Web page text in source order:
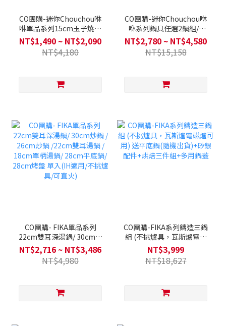
CO團購-迷你Chouchou咻
咻單品系列15cm玉子燒鍋
(全覆底)/20cm雙耳湯鍋(全
覆底)/ 24cm平底鍋(全覆
底)/ 24cm炒鍋(全覆底) 單
NT$1,490 ~ NT$2,090
NT$4,180
CO團購-迷你Chouchou咻
咻系列鍋具任選2鍋組/3
鍋/4鍋全套 (全覆底/不挑爐
具，瓦斯爐電磁爐可用)送矽
膠湯勺+矽膠鍋鏟(款式隨機)
NT$2,780 ~ NT$4,580
NT$15,158
CO團購- FIKA單品系列
22cm雙耳深湯鍋/ 30cm炒
鍋 / 26cm炒鍋 /22cm雙耳
湯鍋 / 18cm單柄湯鍋/
28cm平底鍋/ 28cm烤盤 單
NT$2,716 ~ NT$3,486
NT$4,980
CO團購-FIKA系列鑄造三鍋
組 (不挑爐具，瓦斯爐電磁
爐可用) 送平底鍋(隨機出
貨)+矽銀配件+烘焙三件組
+多用鍋蓋
NT$3,999
NT$18,627